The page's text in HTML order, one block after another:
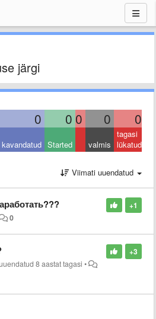
järgi
0 0 0 0 0
kavandatud Started valmis
tagasi
lükatud
Viimati uuendatud
+1
0
+3
8 aastat tagasi •